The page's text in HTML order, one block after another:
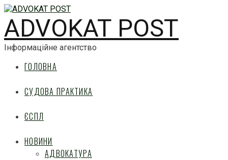
ADVOKAT POST
Інформаційне агентство
ГОЛОВНА
СУДОВА ПРАКТИКА
ЄСПЛ
НОВИНИ
АДВОКАТУРА